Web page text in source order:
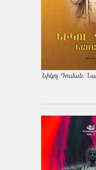
Նիկոլ Դուման.